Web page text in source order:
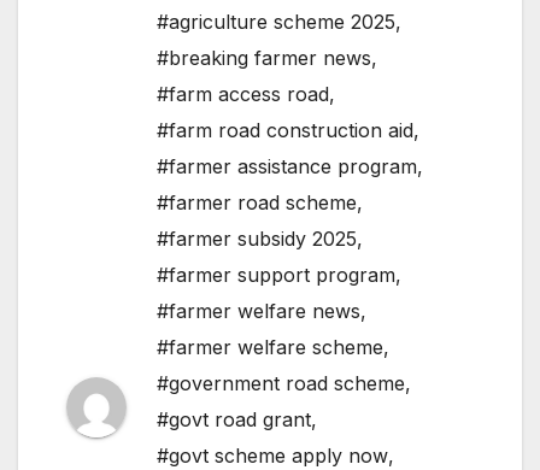
#agriculture scheme 2025,
#breaking farmer news,
#farm access road,
#farm road construction aid,
#farmer assistance program,
#farmer road scheme,
#farmer subsidy 2025,
#farmer support program,
#farmer welfare news,
#farmer welfare scheme,
#government road scheme,
#govt road grant,
#govt scheme apply now,